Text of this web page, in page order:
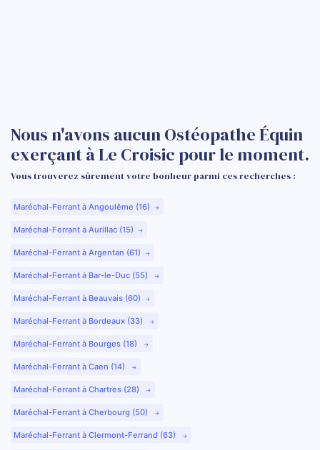
Nous n'avons aucun Ostéopathe Équin
exerçant à Le Croisic pour le moment.
Vous trouverez sûrement votre bonheur parmi ces recherches :
Maréchal-Ferrant à Angoulême (16)
Maréchal-Ferrant à Aurillac (15)
Maréchal-Ferrant à Argentan (61)
Maréchal-Ferrant à Bar-le-Duc (55)
Maréchal-Ferrant à Beauvais (60)
Maréchal-Ferrant à Bordeaux (33)
Maréchal-Ferrant à Bourges (18)
Maréchal-Ferrant à Caen (14)
Maréchal-Ferrant à Chartres (28)
Maréchal-Ferrant à Cherbourg (50)
Maréchal-Ferrant à Clermont-Ferrand (63)